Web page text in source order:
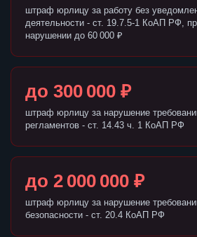
штраф юрлицу за работу без
деятельности - ст. 19.7.5-1 КоАП РФ,
нарушении до 60 000 ₽
до 300 000 ₽
штраф юрлицу за нарушение
регламентов - ст. 14.43 ч. 1 КоАП РФ
до 2 000 000 ₽
штраф юрлицу за нарушение
безопасности - ст. 20.4 КоАП РФ